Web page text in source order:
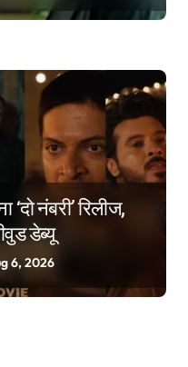
‘दो नंबरी’ रिलीज,
डेब्यू
6, 2026